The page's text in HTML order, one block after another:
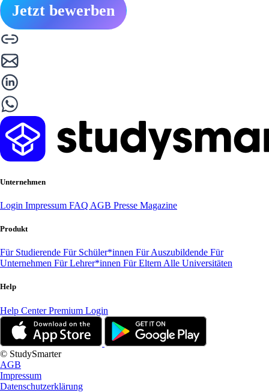
Jetzt bewerben
Unternehmen
Login Impressum FAQ AGB Presse Magazine
Produkt
Für Studierende Für Schüler*innen Für Auszubildende Für
Unternehmen Für Lehrer*innen Für Eltern Alle Universitäten
Help
Help CenterPremium Login
© StudySmarter
AGB
Impressum
Datenschutzerklärung